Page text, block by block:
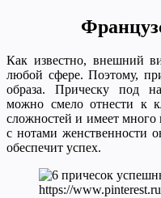
Как известно, внешний
любой сфере. Поэтому,
образа. Прическу под
можно смело отнести к
сложностей и имеет много
с нотами женственности
обеспечит успех.
https://